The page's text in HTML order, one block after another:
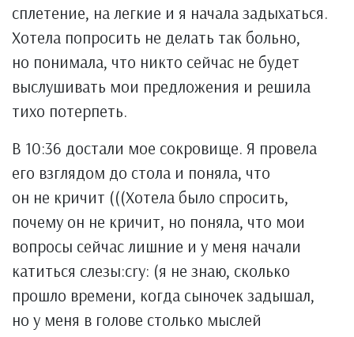
сплетение, на легкие и я начала задыхаться.
Хотела попросить не делать так больно,
но понимала, что никто сейчас не будет
выслушивать мои предложения и решила
тихо потерпеть.
В 10:36 достали мое сокровище. Я провела
его взглядом до стола и поняла, что
он не кричит (((Хотела было спросить,
почему он не кричит, но поняла, что мои
вопросы сейчас лишние и у меня начали
катиться слезы:cry: (я не знаю, сколько
прошло времени, когда сыночек задышал,
но у меня в голове столько мыслей